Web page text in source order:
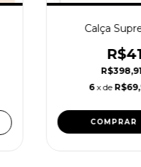
Calça
6 x de
COMPRAR